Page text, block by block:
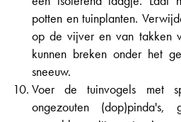
potten en tuinplanten.
op de vijver en van takken
kunnen breken onder het
sneeuw.
Voer de tuinvogels met
ongezouten (dop)pinda's,